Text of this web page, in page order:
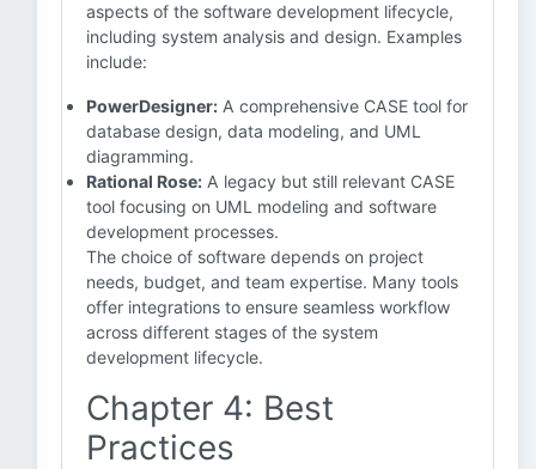
aspects of the software development lifecycle,
including system analysis and design. Examples
include:
PowerDesigner: A comprehensive CASE tool for
database design, data modeling, and UML
diagramming.
Rational Rose: A legacy but still relevant CASE
tool focusing on UML modeling and software
development processes.
The choice of software depends on project
needs, budget, and team expertise. Many tools
offer integrations to ensure seamless workflow
across different stages of the system
development lifecycle.
Chapter 4: Best
Practices